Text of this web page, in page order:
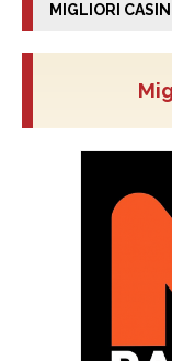
MIGLIORI